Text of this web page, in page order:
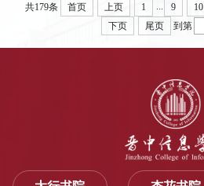
共179条 首页 上页 1 ... 9 10
下页
尾页 到第